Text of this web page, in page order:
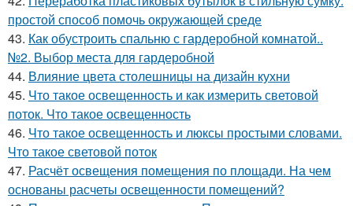
простой способ помочь окружающей среде
43. Как обустроить спальню с гардеробной комнатой..
№2. Выбор места для гардеробной
44. Влияние цвета столешницы на дизайн кухни
45. Что такое освещенность и как измерить световой
поток. Что такое освещенность
46. Что такое освещенность и люксы простыми словами.
Что такое световой поток
47. Расчёт освещения помещения по площади. На чем
основаны расчеты освещенности помещений?